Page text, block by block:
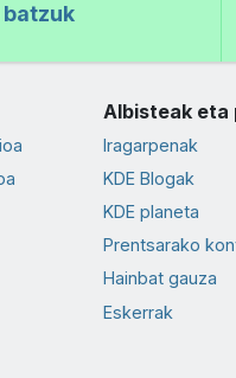
Albisteak eta
Iragarpenak
KDE Blogak
KDE planeta
Prentsarako
Hainbat gauza
Eskerrak